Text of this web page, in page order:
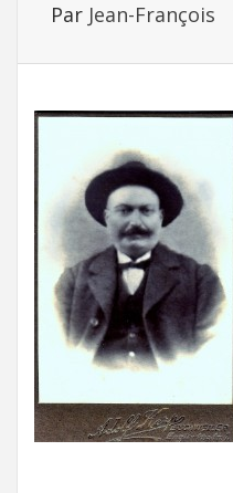
Par Jean-François